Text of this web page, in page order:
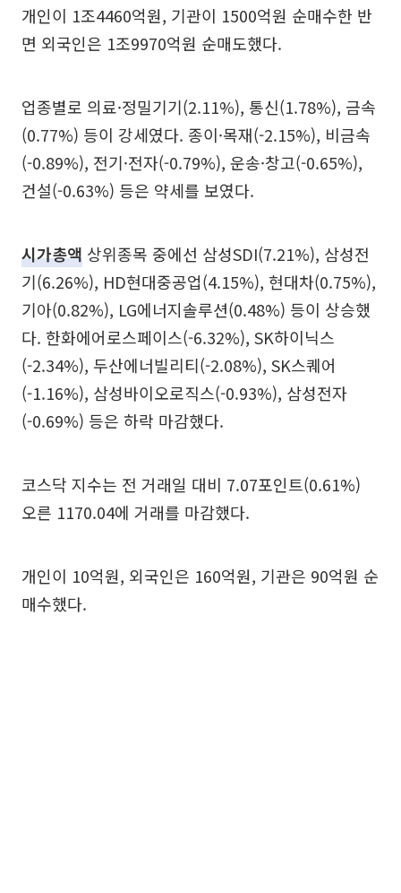
개인이 1조4460억원, 기관이 1500억원 순매수한 반
면 외국인은 1조9970억원 순매도했다.
업종별로 의료·정밀기기(2.11%), 통신(1.78%), 금속
(0.77%) 등이 강세였다. 종이·목재(-2.15%), 비금속
(-0.89%), 전기·전자(-0.79%), 운송·창고(-0.65%),
건설(-0.63%) 등은 약세를 보였다.
시가총액 상위종목 중에선 삼성SDI(7.21%), 삼성전
기(6.26%), HD현대중공업(4.15%), 현대차(0.75%),
기아(0.82%), LG에너지솔루션(0.48%) 등이 상승했
다. 한화에어로스페이스(-6.32%), SK하이닉스
(-2.34%), 두산에너빌리티(-2.08%), SK스퀘어
(-1.16%), 삼성바이오로직스(-0.93%), 삼성전자
(-0.69%) 등은 하락 마감했다.
코스닥 지수는 전 거래일 대비 7.07포인트(0.61%)
오른 1170.04에 거래를 마감했다.
개인이 10억원, 외국인은 160억원, 기관은 90억원 순
매수했다.